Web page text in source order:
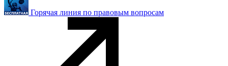
Горячая линия по правовым вопросам